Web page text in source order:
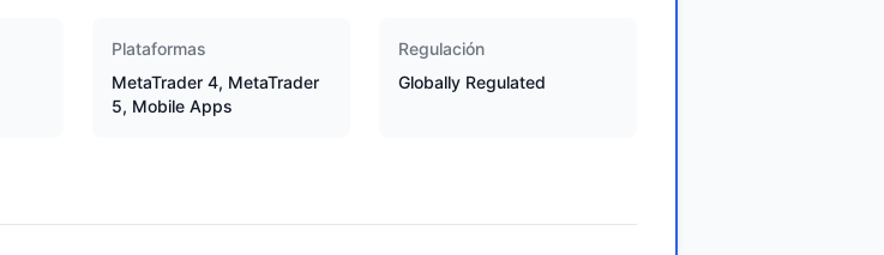
Plataformas
MetaTrader 4, MetaTrader
5, Mobile Apps
Regulación
Globally Regulated